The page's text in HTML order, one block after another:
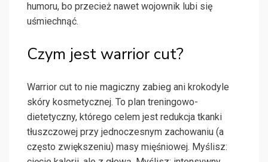
humoru, bo przecież nawet wojownik lubi się
uśmiechnąć.
Czym jest warrior cut?
Warrior cut to nie magiczny zabieg ani krokodyle
skóry kosmetycznej. To plan treningowo-
dietetyczny, którego celem jest redukcja tkanki
tłuszczowej przy jednoczesnym zachowaniu (a
często zwiększeniu) masy mięśniowej. Myślisz: